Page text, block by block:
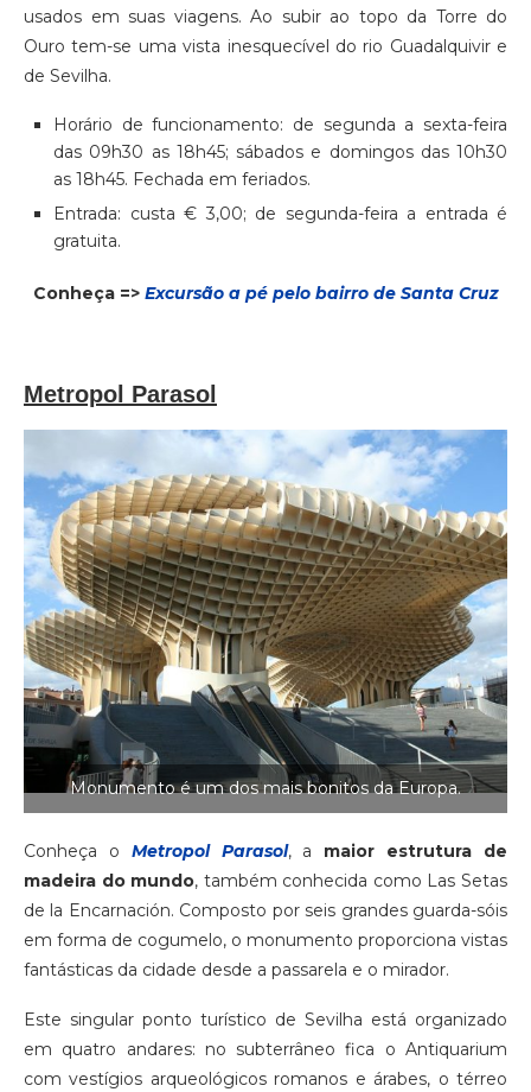
usados em suas viagens. Ao subir ao topo da Torre do
Ouro tem-se uma vista inesquecível do rio Guadalquivir e
de Sevilha.
Horário de funcionamento: de segunda a sexta-feira
das 09h30 as 18h45; sábados e domingos das 10h30
as 18h45. Fechada em feriados.
Entrada: custa € 3,00; de segunda-feira a entrada é
gratuita.
Conheça => Excursão a pé pelo bairro de Santa Cruz
Metropol Parasol
Monumento é um dos mais bonitos da Europa.
Conheça o Metropol Parasol, a maior estrutura de
madeira do mundo, também conhecida como Las Setas
de la Encarnación. Composto por seis grandes guarda-sóis
em forma de cogumelo, o monumento proporciona vistas
fantásticas da cidade desde a passarela e o mirador.
Este singular ponto turístico de Sevilha está organizado
em quatro andares: no subterrâneo fica o Antiquarium
com vestígios arqueológicos romanos e árabes, o térreo